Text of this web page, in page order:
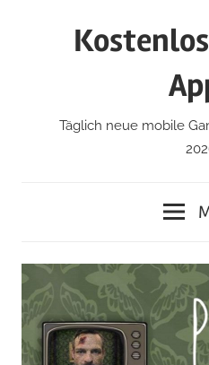
Täglich neue mobile